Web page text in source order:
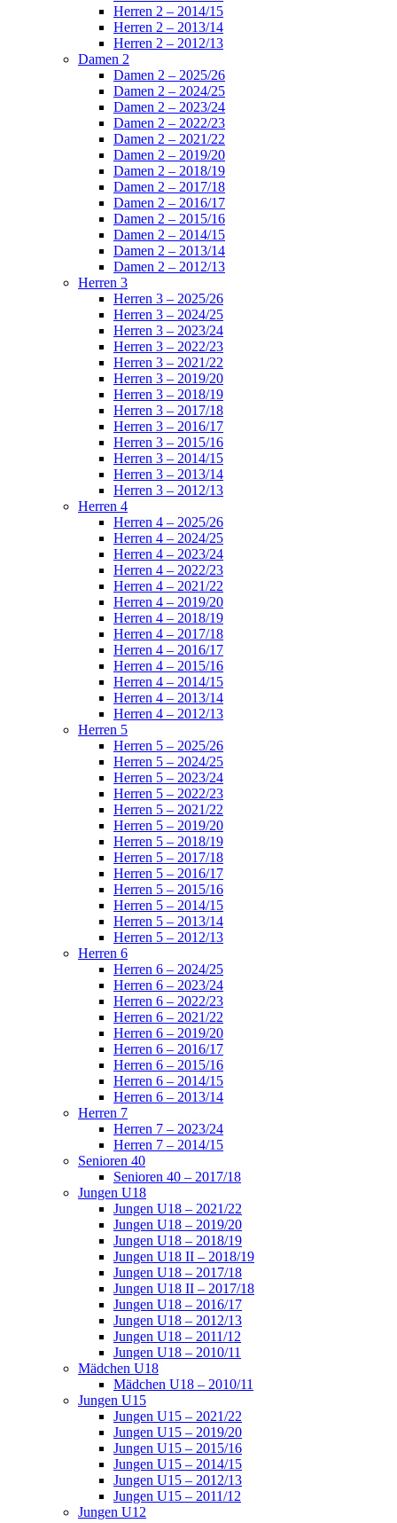
Herren 2 – 2014/15
Herren 2 – 2013/14
Herren 2 – 2012/13
Damen 2
Damen 2 – 2025/26
Damen 2 – 2024/25
Damen 2 – 2023/24
Damen 2 – 2022/23
Damen 2 – 2021/22
Damen 2 – 2019/20
Damen 2 – 2018/19
Damen 2 – 2017/18
Damen 2 – 2016/17
Damen 2 – 2015/16
Damen 2 – 2014/15
Damen 2 – 2013/14
Damen 2 – 2012/13
Herren 3
Herren 3 – 2025/26
Herren 3 – 2024/25
Herren 3 – 2023/24
Herren 3 – 2022/23
Herren 3 – 2021/22
Herren 3 – 2019/20
Herren 3 – 2018/19
Herren 3 – 2017/18
Herren 3 – 2016/17
Herren 3 – 2015/16
Herren 3 – 2014/15
Herren 3 – 2013/14
Herren 3 – 2012/13
Herren 4
Herren 4 – 2025/26
Herren 4 – 2024/25
Herren 4 – 2023/24
Herren 4 – 2022/23
Herren 4 – 2021/22
Herren 4 – 2019/20
Herren 4 – 2018/19
Herren 4 – 2017/18
Herren 4 – 2016/17
Herren 4 – 2015/16
Herren 4 – 2014/15
Herren 4 – 2013/14
Herren 4 – 2012/13
Herren 5
Herren 5 – 2025/26
Herren 5 – 2024/25
Herren 5 – 2023/24
Herren 5 – 2022/23
Herren 5 – 2021/22
Herren 5 – 2019/20
Herren 5 – 2018/19
Herren 5 – 2017/18
Herren 5 – 2016/17
Herren 5 – 2015/16
Herren 5 – 2014/15
Herren 5 – 2013/14
Herren 5 – 2012/13
Herren 6
Herren 6 – 2024/25
Herren 6 – 2023/24
Herren 6 – 2022/23
Herren 6 – 2021/22
Herren 6 – 2019/20
Herren 6 – 2016/17
Herren 6 – 2015/16
Herren 6 – 2014/15
Herren 6 – 2013/14
Herren 7
Herren 7 – 2023/24
Herren 7 – 2014/15
Senioren 40
Senioren 40 – 2017/18
Jungen U18
Jungen U18 – 2021/22
Jungen U18 – 2019/20
Jungen U18 – 2018/19
Jungen U18 II – 2018/19
Jungen U18 – 2017/18
Jungen U18 II – 2017/18
Jungen U18 – 2016/17
Jungen U18 – 2012/13
Jungen U18 – 2011/12
Jungen U18 – 2010/11
Mädchen U18
Mädchen U18 – 2010/11
Jungen U15
Jungen U15 – 2021/22
Jungen U15 – 2019/20
Jungen U15 – 2015/16
Jungen U15 – 2014/15
Jungen U15 – 2012/13
Jungen U15 – 2011/12
Jungen U12